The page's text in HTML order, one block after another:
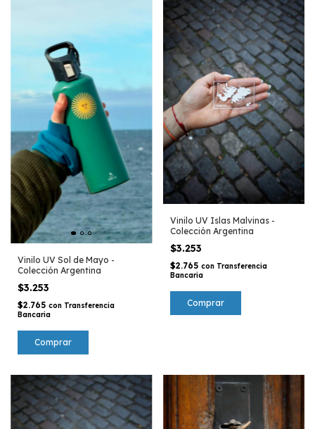
Vinilo UV Sol de Mayo -
Colección Argentina
$3.253
$2.765 con Transferencia
Bancaria
Vinilo UV Islas Malvinas -
Colección Argentina
$3.253
$2.765 con Transferencia
Bancaria